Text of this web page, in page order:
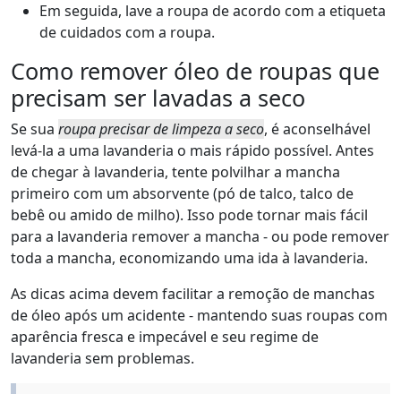
Em seguida, lave a roupa de acordo com a etiqueta
de cuidados com a roupa.
Como remover óleo de roupas que
precisam ser lavadas a seco
Se sua roupa precisar de limpeza a seco, é aconselhável
levá-la a uma lavanderia o mais rápido possível. Antes
de chegar à lavanderia, tente polvilhar a mancha
primeiro com um absorvente (pó de talco, talco de
bebê ou amido de milho). Isso pode tornar mais fácil
para a lavanderia remover a mancha - ou pode remover
toda a mancha, economizando uma ida à lavanderia.
As dicas acima devem facilitar a remoção de manchas
de óleo após um acidente - mantendo suas roupas com
aparência fresca e impecável e seu regime de
lavanderia sem problemas.